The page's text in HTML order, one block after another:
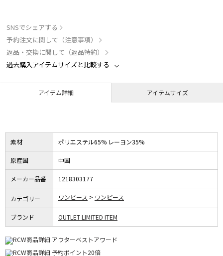
SNSでシェアする
予約注文に関して（注意事項）
返品・交換に関して（返品特約）
過去購入アイテムサイズと比較する
アイテム詳細 アイテムサイズ
素材 ポリエステル65% レーヨン35%
原産国 中国
メーカー品番 1218303177
カテゴリー ワンピース ワンピース
ブランド OUTLET LIMITED ITEM